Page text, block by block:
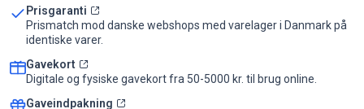
Prisgaranti
Prismatch mod danske webshops med varelager i Danmark på
identiske varer.
Gavekort
Digitale og fysiske gavekort fra 50-5000 kr. til brug online.
Gaveindpakning